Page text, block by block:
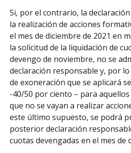
Si, por el contrario, la
la realización de acciones
el mes de diciembre de 2021 en
la solicitud de la liquidación de
devengo de noviembre, no se
declaración responsable y, por
de exoneración que se aplicará
-40/50 por ciento – para
que no se vayan a realizar
este último supuesto, se podrá
posterior declaración
cuotas devengadas en el mes de